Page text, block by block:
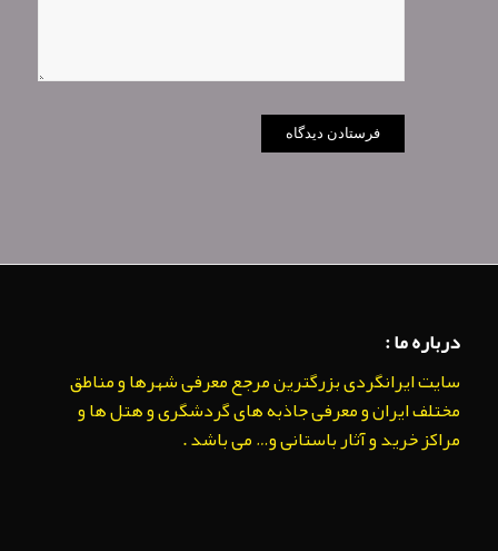
درباره ما :
سایت ایرانگردی بزرگترین مرجع معرفی شهرها و مناطق
مختلف ایران و معرفی جاذبه های گردشگری و هتل ها و
مراکز خرید و آثار باستانی و… می باشد .